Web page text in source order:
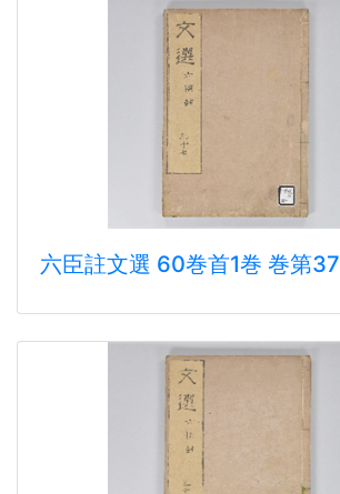
六臣註文選 60巻首1巻 巻第37